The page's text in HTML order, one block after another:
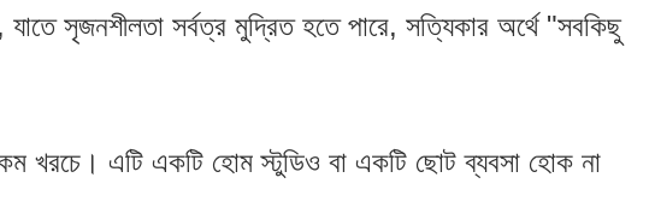
সৃজনশীলতা সর্বত্র মুদ্রিত হতে পারে, সত্যিকার অর্থে "সবকিছু
খরচে। এটি একটি হোম স্টুডিও বা একটি ছোট ব্যবসা হোক না